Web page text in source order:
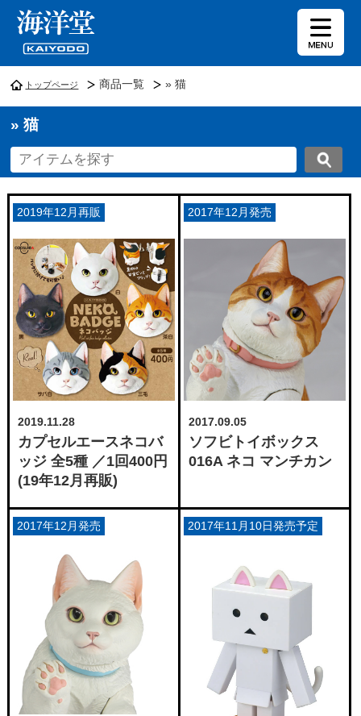
トップページ 商品一覧 » 猫
» 猫
2019.11.28
カプセルエースネコバ
ッジ 全5種 ／1回400円
(19年12月再販)
2019年12月再販
2017.09.05
ソフビトイボックス
016A ネコ マンチカン
2017年12月発売
2017年12月発売 2017年11月10日発売予定